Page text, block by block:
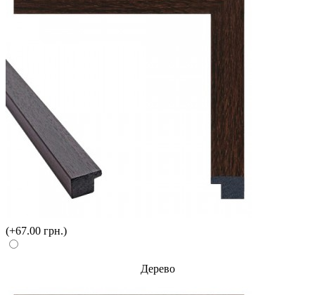
(+67.00 грн.)
Дерево